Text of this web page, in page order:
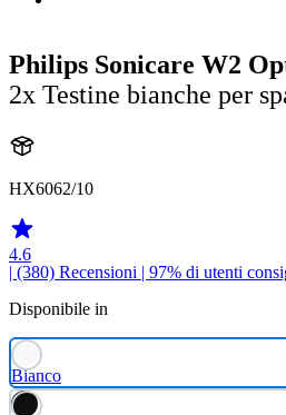
Philips Sonicare W2
2x Testine bianche per
HX6062/10
4.6
| (380) Recensioni | 97% di utenti
Disponibile in
Bianco